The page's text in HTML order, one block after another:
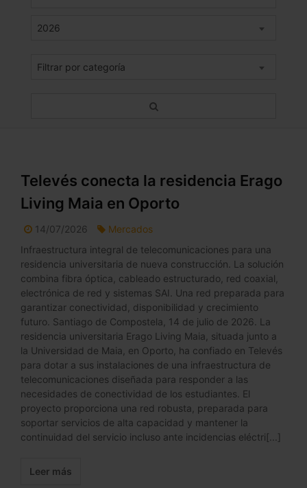
2026
Filtrar por categoría
Televés conecta la residencia Erago
Living Maia en Oporto
14/07/2026
Mercados
Infraestructura integral de telecomunicaciones para una
residencia universitaria de nueva construcción. La solución
combina fibra óptica, cableado estructurado, red coaxial,
electrónica de red y sistemas SAI. Una red preparada para
garantizar conectividad, disponibilidad y crecimiento
futuro. Santiago de Compostela, 14 de julio de 2026. La
residencia universitaria Erago Living Maia, situada junto a
la Universidad de Maia, en Oporto, ha confiado en Televés
para dotar a sus instalaciones de una infraestructura de
telecomunicaciones diseñada para responder a las
necesidades de conectividad de los estudiantes. El
proyecto proporciona una red robusta, preparada para
soportar servicios de alta capacidad y mantener la
continuidad del servicio incluso ante incidencias eléctri[...]
Leer más